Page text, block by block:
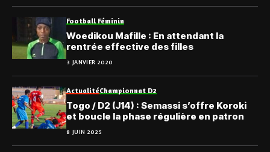
Football Féminin
Woedikou Mafille : En attendant la
rentrée effective des filles
3 JANVIER 2020
ActualitéChampionnat D2
Togo / D2 (J14) : Semassi s’offre Koroki
et boucle la phase régulière en patron
8 JUIN 2025